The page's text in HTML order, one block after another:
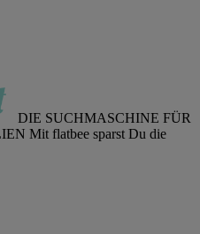
DIE SUCHMASCHINE FÜR
Mit flatbee sparst Du die